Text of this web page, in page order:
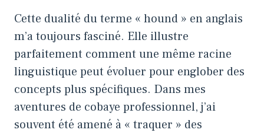
Cette dualité du terme « hound » en anglais
m’a toujours fasciné. Elle illustre
parfaitement comment une même racine
linguistique peut évoluer pour englober des
concepts plus spécifiques. Dans mes
aventures de cobaye professionnel, j’ai
souvent été amené à « traquer » des